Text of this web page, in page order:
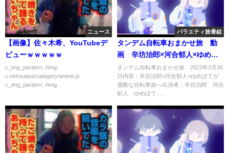
ニュース
【画像】佐々木希、YouTubeデ
ビューｗｗｗｗｗ
c_img_param=; //img-
c.net/output/category/anime.js
c_img_param=; //img...
バラエティ旅番組
タンデム自転車おまかせ旅 動
画 辛坊治郎×河合郁人×ゆめぽ
てが過酷な自転車旅 3月26日
タンデム自転車おまかせ旅 2023年3月26
日内容：辛坊治郎×河合郁人×ゆめぽてが
過酷な自転車旅へ出演者：辛坊治郎 河合
郁人 ゆめぽて......